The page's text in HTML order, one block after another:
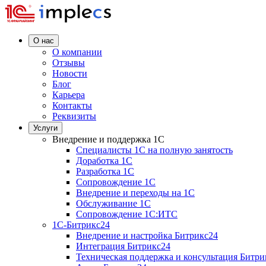
О нас
О компании
Отзывы
Новости
Блог
Карьера
Контакты
Реквизиты
Услуги
Внедрение и поддержка 1C
Специалисты 1C на полную занятость
Доработка 1C
Разработка 1C
Сопровождение 1C
Внедрение и переходы на 1C
Обслуживание 1C
Сопровождение 1C:ИТС
1С-Битрикс24
Внедрение и настройка Битрикс24
Интеграция Битрикс24
Техническая поддержка и консультация